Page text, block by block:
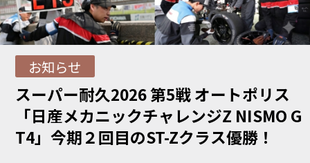
お知らせ
スーパー耐久2026 第5戦 オートポリス
「日産メカニックチャレンジZ NISMO G
T4」今期２回目のST-Zクラス優勝！